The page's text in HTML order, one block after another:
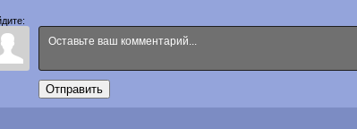
Отправить